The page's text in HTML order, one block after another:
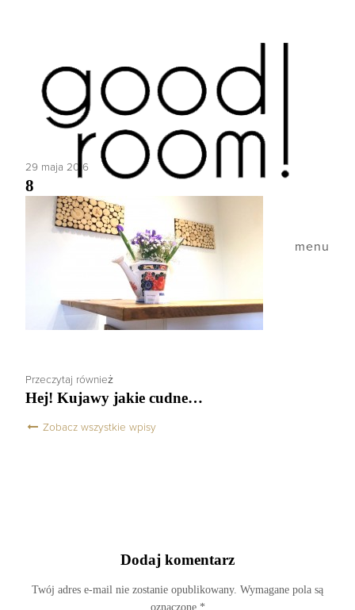
menu
29 maja 2016
8
Przeczytaj również
Hej! Kujawy jakie cudne…
Zobacz wszystkie wpisy
Dodaj komentarz
Twój adres e-mail nie zostanie opublikowany. Wymagane pola są
oznaczone *